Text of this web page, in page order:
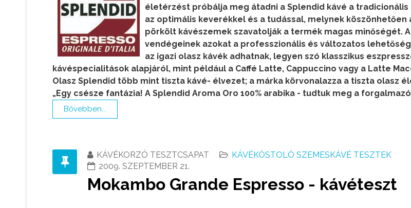
életérzést próbálja meg átadni a Splendid kávé a
az optimális keverékkel és a tudással, melynek köszönhetően
pörkölt kávészemek szavatolják a termék magas minőségét.
vendégeinek azokat a professzionális és változatos
az igazi olasz kávék adhatnak, legyen szó klasszikus
kávéspecialitások alapjáról, mint például a Caffé Latte, Cappuccino vagy a Latte
Olasz Splendid több mint tiszta kávé- élvezet; a márka körvonalazza a tiszta olasz
„Egy csésze fantázia! A Splendid Aroma Oro 100% arabika - tudtuk meg a
Bővebben...
KÁVÉKORZÓ TESZTCSAPAT
KÁVÉKÓSTOLÓ SZEMESKÁVÉ TESZTEK
2009. SZEPTEMBER 21.
Mokambo Grande Espresso - kávéteszt